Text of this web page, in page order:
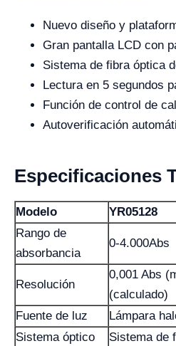
Nuevo diseño y
Gran pantalla LCD con
Sistema de fibra óptica
Lectura en 5 segundos
Función de control de
Autoverificación
Especificaciones
Modelo
YR05128
Rango de
absorbancia
0-4.000Abs
Resolución
0,001 Abs
(calculado)
Fuente de luz
Lámpara
Sistema óptico
Sistema de